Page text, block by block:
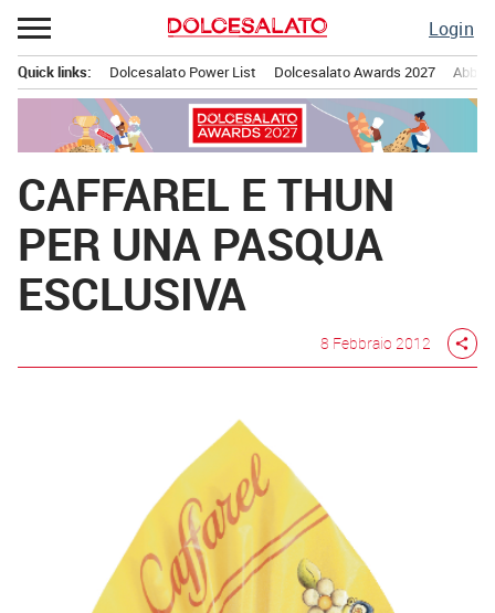
Passa
al
contenuto
Login
principale
Quick links: Dolcesalato Power List Dolcesalato Awards 2027
CAFFAREL E THUN
PER UNA PASQUA
ESCLUSIVA
8 Febbraio 2012 share